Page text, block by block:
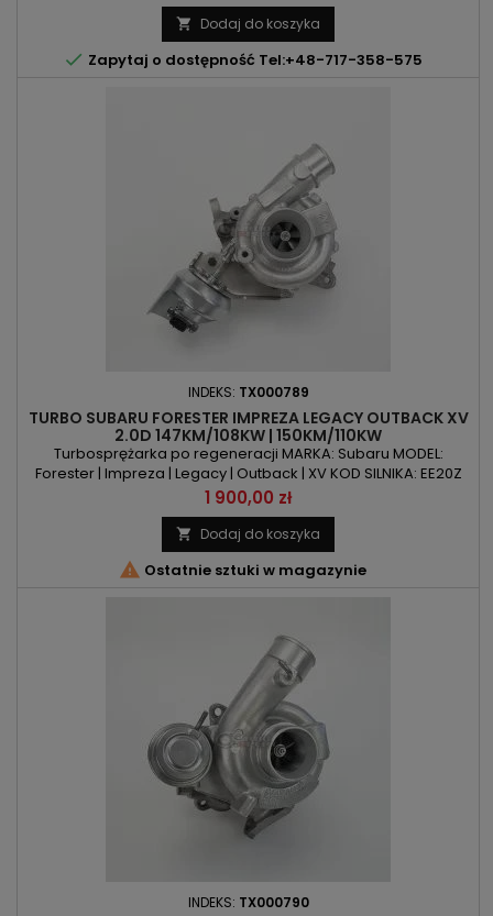
 Dodaj do koszyka
 Zapytaj o dostępność Tel:+48-717-358-575
INDEKS: TX000789
TURBO SUBARU FORESTER IMPREZA LEGACY OUTBACK XV
2.0D 147KM/108KW | 150KM/110KW
Turbosprężarka po regeneracji MARKA: Subaru MODEL:
Forester | Impreza | Legacy | Outback | XV KOD SILNIKA: EE20Z
POJEMNOŚĆ: 1998ccm 2.0d MOC: 147KM/108kW | 150KM/110kW
ROK PRODUKCJI: Od 2008r
Cena
1 900,00 zł
 Dodaj do koszyka
 Ostatnie sztuki w magazynie
INDEKS: TX000790